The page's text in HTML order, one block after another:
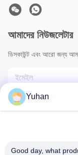
আমাদের নিউজলেটার
ডিসকাউন্ট এবং আরো জন্য
Yuhan
Good day, what